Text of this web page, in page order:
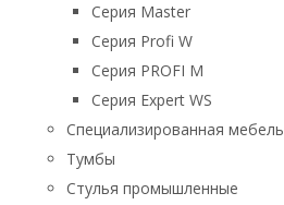
Серия Master
Серия Profi W
Серия PROFI M
Серия Expert WS
Специализированная мебель
Тумбы
Стулья промышленные